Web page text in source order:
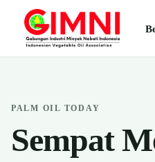
PALM OIL TODAY
Sempat